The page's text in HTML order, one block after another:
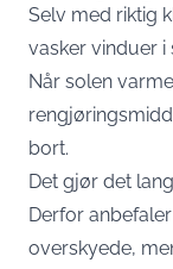
Selv med riktig
vasker vinduer i
Når solen
bort.
Det gjør det
Derfor
overskyede,